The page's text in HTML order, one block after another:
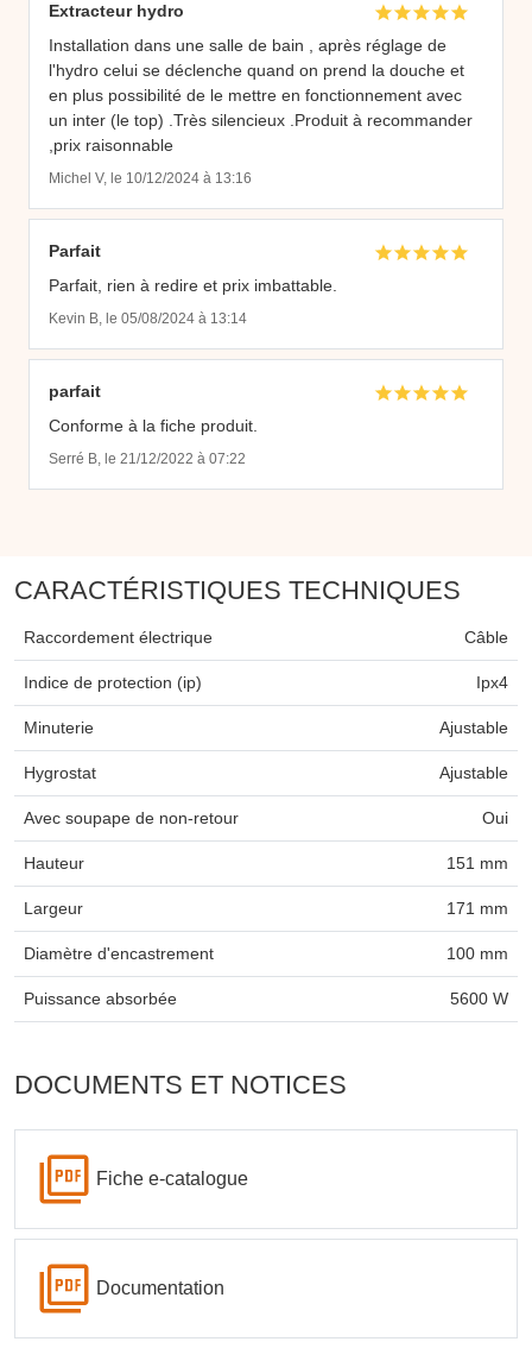
Extracteur hydro
Installation dans une salle de bain , après réglage de
l'hydro celui se déclenche quand on prend la douche et
en plus possibilité de le mettre en fonctionnement avec
un inter (le top) .Très silencieux .Produit à recommander
,prix raisonnable
Michel V, le 10/12/2024 à 13:16
Parfait
Parfait, rien à redire et prix imbattable.
Kevin B, le 05/08/2024 à 13:14
parfait
Conforme à la fiche produit.
Serré B, le 21/12/2022 à 07:22
CARACTÉRISTIQUES TECHNIQUES
Raccordement électrique Câble
Indice de protection (ip) Ipx4
Minuterie Ajustable
Hygrostat Ajustable
Avec soupape de non-retour Oui
Hauteur 151 mm
Largeur 171 mm
Diamètre d'encastrement 100 mm
Puissance absorbée 5600 W
DOCUMENTS ET NOTICES
Fiche e-catalogue
Documentation